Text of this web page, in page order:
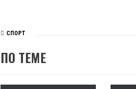
СПОРТ
ПО ТЕМЕ